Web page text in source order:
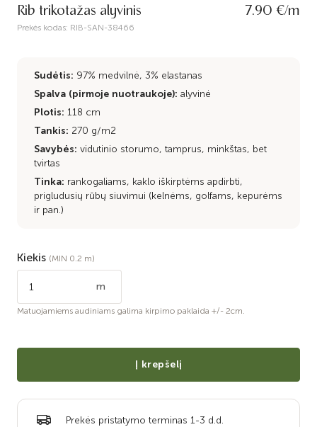
Rib trikotažas alyvinis
Prekės kodas: RIB-SAN-38466
7.90 €/m
Sudėtis: 97% medvilnė, 3% elastanas
Spalva (pirmoje nuotraukoje): alyvinė
Plotis: 118 cm
Tankis: 270 g/m2
Savybės: vidutinio storumo, tamprus, minkštas, bet
tvirtas
Tinka: rankogaliams, kaklo iškirptėms apdirbti,
prigludusių rūbų siuvimui (kelnėms, golfams, kepurėms
ir pan.)
Kiekis (MIN 0.2 m)
m
Matuojamiems audiniams galima kirpimo paklaida +/- 2cm.
Į krepšelį
Prekės pristatymo terminas 1-3 d.d.